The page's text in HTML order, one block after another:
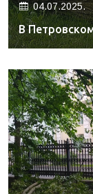
04.07.2025.
В